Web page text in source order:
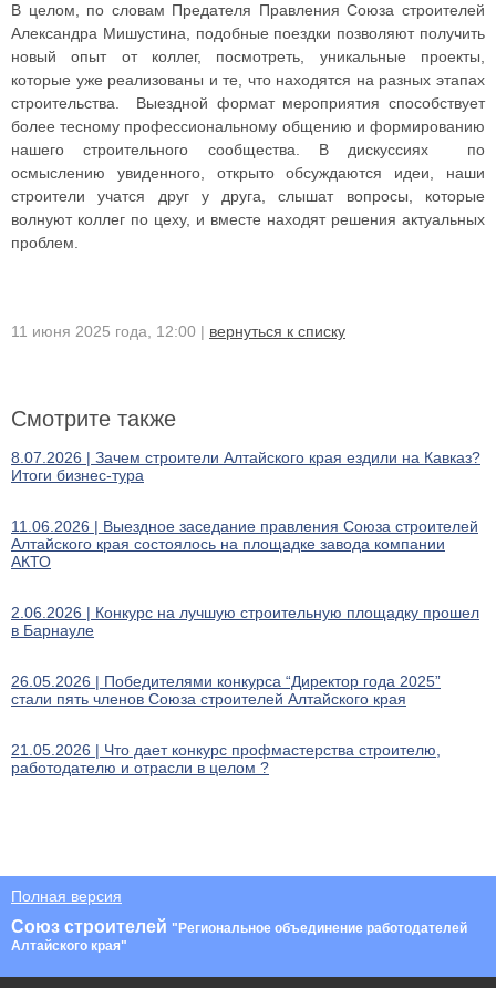
В целом, по словам Предателя Правления Союза строителей
Александра Мишустина, подобные поездки позволяют получить
новый опыт от коллег, посмотреть, уникальные проекты,
которые уже реализованы и те, что находятся на разных этапах
строительства. Выездной формат мероприятия способствует
более тесному профессиональному общению и формированию
нашего строительного сообщества. В дискуссиях по
осмыслению увиденного, открыто обсуждаются идеи, наши
строители учатся друг у друга, слышат вопросы, которые
волнуют коллег по цеху, и вместе находят решения актуальных
проблем.
11 июня 2025 года, 12:00 | вернуться к списку
Смотрите также
8.07.2026 | Зачем строители Алтайского края ездили на Кавказ?
Итоги бизнес-тура
11.06.2026 | Выездное заседание правления Союза строителей
Алтайского края состоялось на площадке завода компании
АКТО
2.06.2026 | Конкурс на лучшую строительную площадку прошел
в Барнауле
26.05.2026 | Победителями конкурса “Директор года 2025”
стали пять членов Союза строителей Алтайского края
21.05.2026 | Что дает конкурс профмастерства строителю,
работодателю и отрасли в целом ?
Полная версия
Союз строителей "Региональное объединение работодателей
Алтайского края"